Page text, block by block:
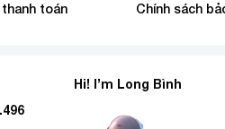
toán Chính sách
Hi! I’m Long Bình